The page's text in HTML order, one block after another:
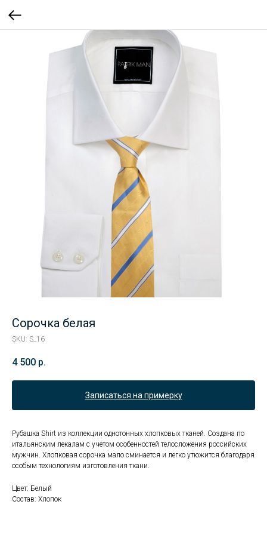
Сорочка белая
SKU: S_16
4 500 р.
Записаться на примерку
Рубашка Shirt из коллекции однотонных хлопковых тканей. Создана по
итальянским лекалам с учетом особенностей телосложения российских
мужчин. Хлопковая сорочка мало сминается и легко утюжится благодаря
особым технологиям изготовления ткани.
Цвет: Белый
Состав: Хлопок